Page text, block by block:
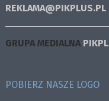
REKLAMA@PIKPLUS.PL
GRUPA MEDIALNA
POBIERZ NASZE LOGO